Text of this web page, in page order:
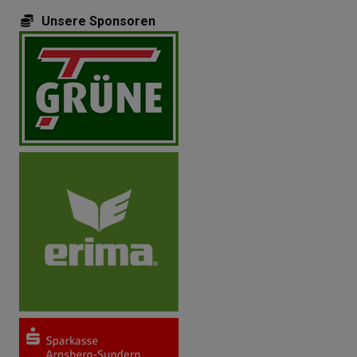
Unsere Sponsoren